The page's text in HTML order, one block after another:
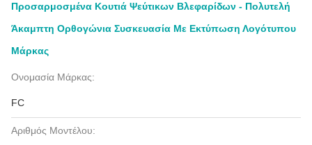
Προσαρμοσμένα Κουτιά Ψεύτικων Βλεφαρίδων - Πολυτελή
Άκαμπτη Ορθογώνια Συσκευασία Με Εκτύπωση Λογότυπου
Μάρκας
Ονομασία Μάρκας:
FC
Αριθμός Μοντέλου: